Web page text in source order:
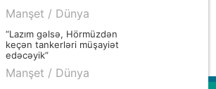
Manşet / Dünya
“Lazım gəlsə, Hörmüzdən
keçən tankerləri müşayiət
edəcəyik”
Manşet / Dünya